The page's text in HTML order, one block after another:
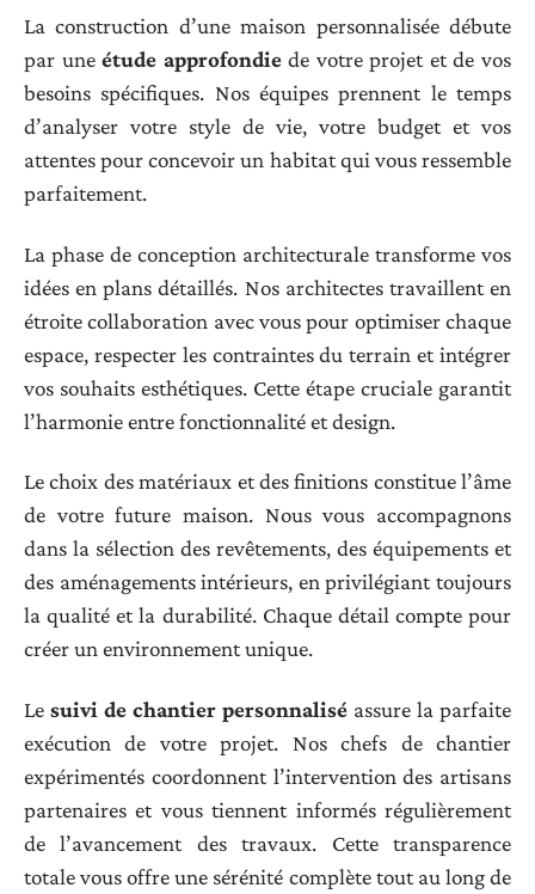
La construction d’une maison personnalisée débute
par uneétude approfondiede votre projet et de vos
besoins spécifiques. Nos équipes prennent le temps
d’analyser votre style de vie, votre budget et vos
attentes pour concevoir un habitat qui vous ressemble
parfaitement.
La phase de conception architecturale transforme vos
idées en plans détaillés. Nos architectes travaillent en
étroite collaboration avec vous pour optimiser chaque
espace, respecter les contraintes du terrain et intégrer
vos souhaits esthétiques. Cette étape cruciale garantit
l’harmonie entre fonctionnalité et design.
Le choix des matériaux et des finitions constitue l’âme
de votre future maison. Nous vous accompagnons
dans la sélection des revêtements, des équipements et
des aménagements intérieurs, en privilégiant toujours
la qualité et la durabilité. Chaque détail compte pour
créer un environnement unique.
Le suivi de chantier personnalisé assure la parfaite
exécution de votre projet. Nos chefs de chantier
expérimentés coordonnent l’intervention des artisans
partenaires et vous tiennent informés régulièrement
de l’avancement des travaux. Cette transparence
totale vous offre une sérénité complète tout au long de